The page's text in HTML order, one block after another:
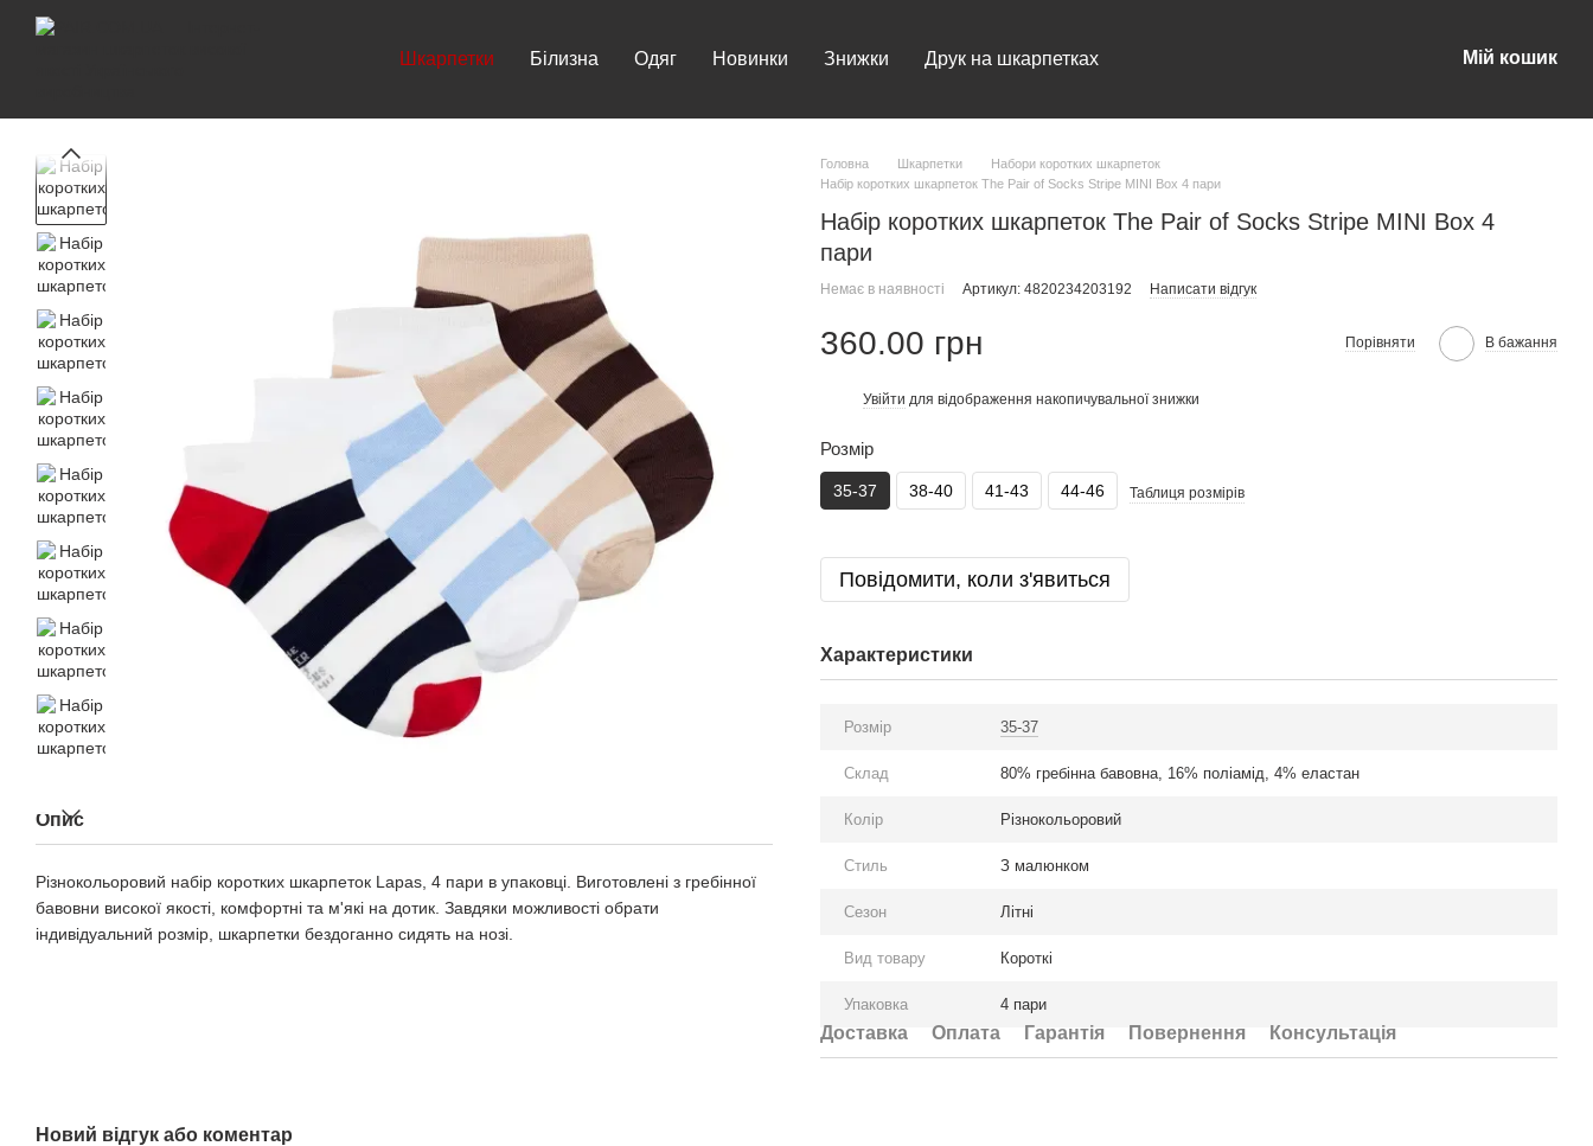
Перейти до основного контенту
Шкарпетки Білизна Одяг Новинки Знижки Друк на шкарпетках Мій кошик
Опис
Різнокольоровий набір коротких шкарпеток Lapas, 4 пари в упаковці. Виготовлені з гребінної
бавовни високої якості, комфортні та м'які на дотик. Завдяки можливості обрати
індивідуальний розмір, шкарпетки бездоганно сидять на нозі.
Головна Шкарпетки
Набори коротких шкарпеток
Набір коротких шкарпеток The Pair of Socks Stripe MINI Box 4 пари
Набір коротких шкарпеток The Pair of Socks Stripe MINI Box 4
пари
Немає в наявності Артикул: 4820234203192 Написати відгук
360.00 грн Порівняти В бажання
Увійти для відображення накопичувальної знижки
Розмір
35-37 38-40 41-43 44-46 Таблиця розмірів
Повідомити, коли з'явиться
Характеристики
Розмір 35-37
Склад 80% гребінна бавовна, 16% поліамід, 4% еластан
Колір Різнокольоровий
Стиль З малюнком
Сезон Літні
Вид товару Короткі
Упаковка 4 пари
Доставка Оплата Гарантія Повернення Консультація
Новий відгук або коментар